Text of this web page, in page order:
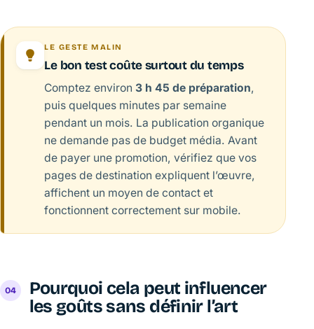
LE GESTE MALIN
Le bon test coûte surtout du temps
Comptez environ3 h 45 de préparation,
puis quelques minutes par semaine
pendant un mois. La publication organique
ne demande pas de budget média. Avant
de payer une promotion, vérifiez que vos
pages de destination expliquent l’œuvre,
affichent un moyen de contact et
fonctionnent correctement sur mobile.
Pourquoi cela peut influencer
les goûts sans définir l’art